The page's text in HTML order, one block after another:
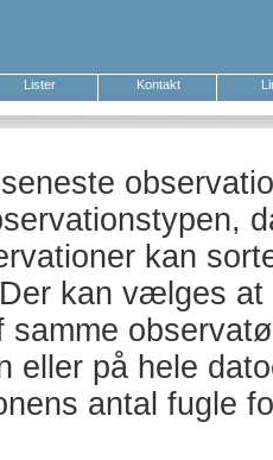
Lister Kontakt
kan
kan vælges
samme
eller på hele
antal fugle